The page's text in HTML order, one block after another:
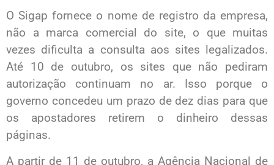
O Sigap fornece o nome de registro da empresa,
não a marca comercial do site, o que muitas
vezes dificulta a consulta aos sites legalizados.
Até 10 de outubro, os sites que não pediram
autorização continuam no ar. Isso porque o
governo concedeu um prazo de dez dias para que
os apostadores retirem o dinheiro dessas
páginas.
A partir de 11 de outubro, a Agência Nacional de